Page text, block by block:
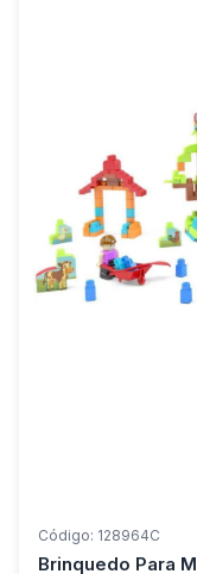
Código: 128964C
Brinquedo Para